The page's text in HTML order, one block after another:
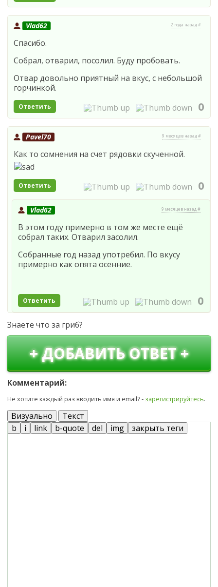
Vlad62 2 года назад #
Спасибо.
Собрал, отварил, посолил. Буду пробовать.
Отвар довольно приятный на вкус, с небольшой
горчинкой.
Ответить 0
Pavel70 9 месяцев назад #
Как то сомнения на счет рядовки скученной.
Ответить 0
Vlad62 9 месяцев назад #
В этом году примерно в том же месте ещё
собрал таких. Отварил засолил.
Собранные год назад употребил. По вкусу
примерно как опята осенние.
Ответить 0
Знаете что за гриб?
+ ДОБАВИТЬ ОТВЕТ +
Комментарий:
Не хотите каждый раз вводить имя и email? - зарегистрируйтесь.
Визуально Текст